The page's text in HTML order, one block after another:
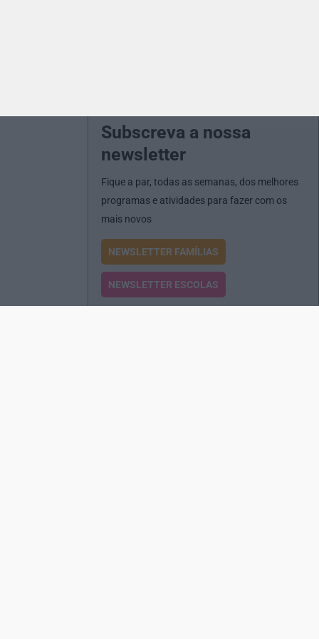
Subscreva a nossa
newsletter
Fique a par, todas as semanas, dos melhores
programas e atividades para fazer com os
mais novos
NEWSLETTER FAMÍLIAS
NEWSLETTER ESCOLAS